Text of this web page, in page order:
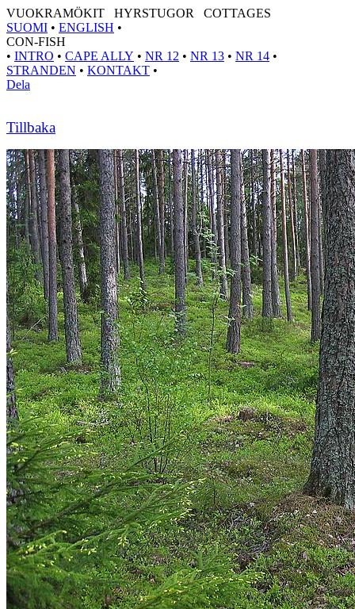
VUOKRAMÖKIT HYRSTUGOR COTTAGES
SUOMI • ENGLISH •
CON-FISH
• INTRO • CAPE ALLY • NR 12 • NR 13 • NR 14 •
STRANDEN • KONTAKT •
Dela
Tillbaka